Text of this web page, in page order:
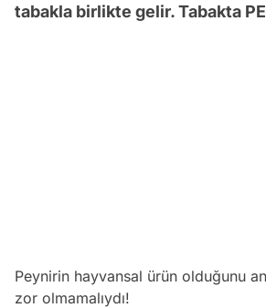
tabakla birlikte gelir. Tabakta
Peynirin hayvansal ürün olduğunu
zor olmamalıydı!